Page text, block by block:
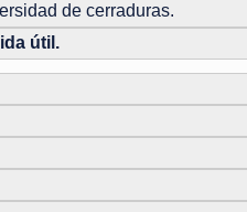
de cerraduras.
útil.